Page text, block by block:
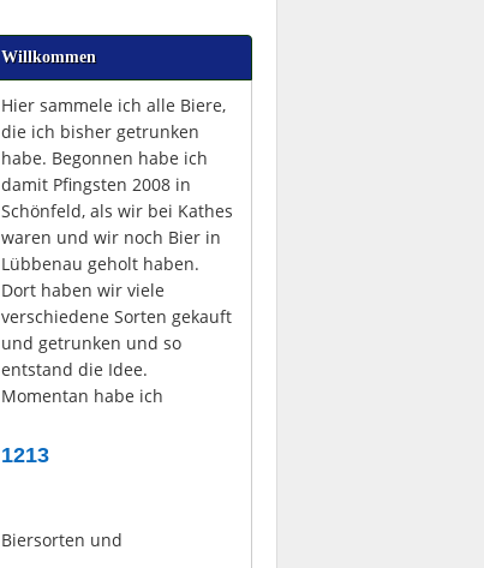
Willkommen
Hier sammele ich alle Biere,
die ich bisher getrunken
habe. Begonnen habe ich
damit Pfingsten 2008 in
Schönfeld, als wir bei Kathes
waren und wir noch Bier in
Lübbenau geholt haben.
Dort haben wir viele
verschiedene Sorten gekauft
und getrunken und so
entstand die Idee.
Momentan habe ich
1213
Biersorten und